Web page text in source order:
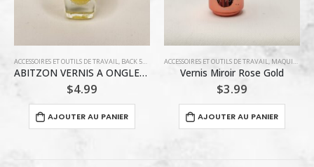
,MAQUILLAGE / VERNIS À ONGLE,VERNIS ABITZON
ACCESSOIRES ET OUTILS DE TRAVAIL MAQUILLAGE / VERNIS À ONGLE
Vernis Miroir Rose Gold
$3.99
AJOUTER AU PANIER
ACCESSOIRES ET OUTILS DE TRAVAIL BACK 5$ ET MOINS
$4.99
AJOUTER AU PANIER